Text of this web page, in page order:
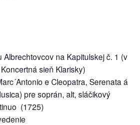
Albrechtovcov na Kapitulskej č. 1 (v
sieň Klarisky)
e Cleopatra, Serenata á
pre soprán, alt, sláčikový
(1725)